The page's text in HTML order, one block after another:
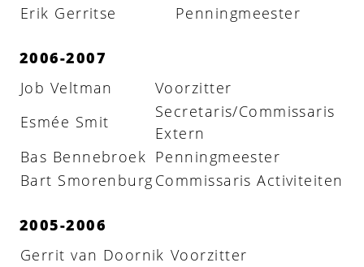
Erik Gerritse
Penningmeester
2006-2007
Job Veltman
Voorzitter
Esmée Smit
Secretaris/Commissaris
Extern
Bas Bennebroek Penningmeester
Bart Smorenburg Commissaris Activiteiten
2005-2006
Gerrit van Doornik Voorzitter